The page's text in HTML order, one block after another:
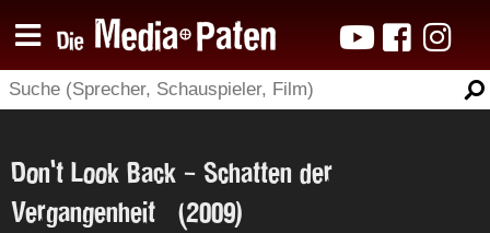
Don't Look Back - Schatten der
Vergangenheit (2009)